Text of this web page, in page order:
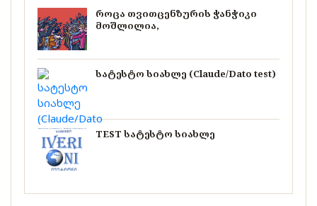
როცა თვითცენზურის ჭანჭიკი
მოშლილია,
სატესტო სიახლე (Claude/Dato test)
TEST სატესტო სიახლე